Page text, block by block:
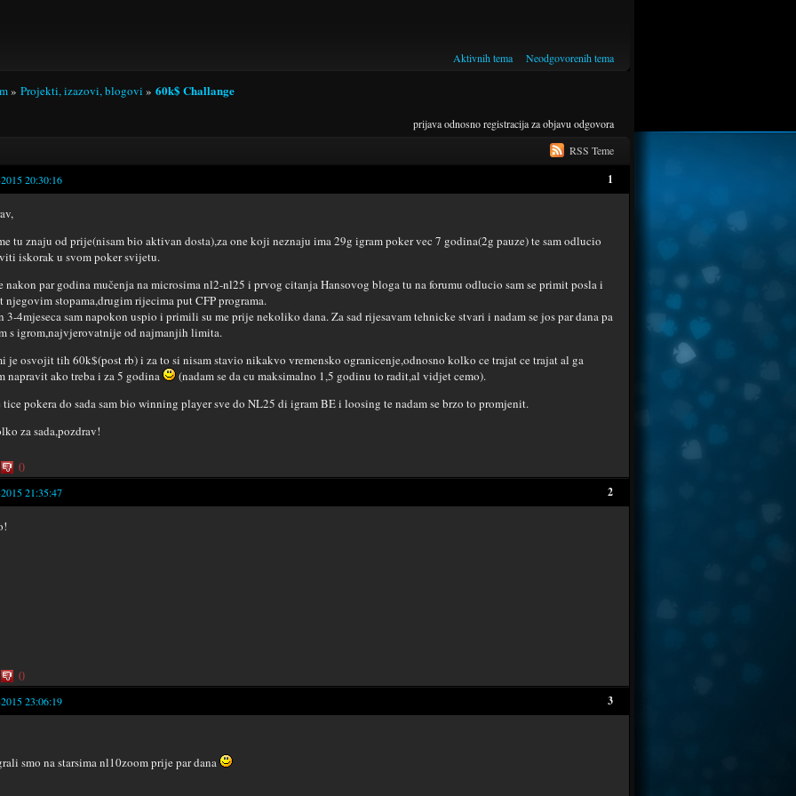
Aktivnih tema Neodgovorenih tema
» Projekti, izazovi, blogovi » 60k$ Challange
prijavaodnosnoregistracijaza objavu odgovora
RSS Teme
1
20:30:16
tu znaju od prije(nisam bio aktivan dosta),za one koji neznaju ima 29g igram poker vec 7 godina(2g pauze) te sam odlucio
iskorak u svom poker svijetu.
nakon par godina mučenja na microsima nl2-nl25 i prvog citanja Hansovog bloga tu na forumu odlucio sam se primit posla i
njegovim stopama,drugim rijecima put CFP programa.
3-4mjeseca sam napokon uspio i primili su me prije nekoliko dana. Za sad rijesavam tehnicke stvari i nadam se jos par dana pa
s igrom,najvjerovatnije od najmanjih limita.
je osvojit tih 60k$(post rb) i za to si nisam stavio nikakvo vremensko ogranicenje,odnosno kolko ce trajat ce trajat al ga
napravit ako treba i za 5 godina
(nadam se da cu maksimalno 1,5 godinu to radit,al vidjet cemo).
tice pokera do sada sam bio winning player sve do NL25 di igram BE i loosing te nadam se brzo to promjenit.
za sada,pozdrav!
0
2
21:35:47
0
3
23:06:19
smo na starsima nl10zoom prije par dana